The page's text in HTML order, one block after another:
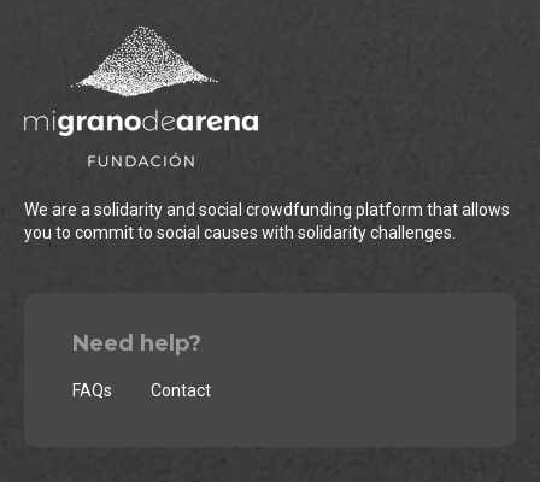
We are a solidarity and social crowdfunding platform that allows
you to commit to social causes with solidarity challenges.
Need help?
FAQs Contact